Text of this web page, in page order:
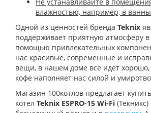
влажностью, например, в
Одной из ценностей бренда Teknix
поддерживает приятную атмосферу
помощью привлекательных
нас красивые, современные и
вещи, в нашем доме все идет
кофе наполняет нас силой и
Магазин 100котлов предлагает
котел Teknix ESPRO-15 Wi-Fi